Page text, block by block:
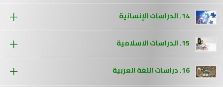
14. الدراسات الإنسانية
15. الدراسات الاسلامية
16. دراسات اللغة العربية